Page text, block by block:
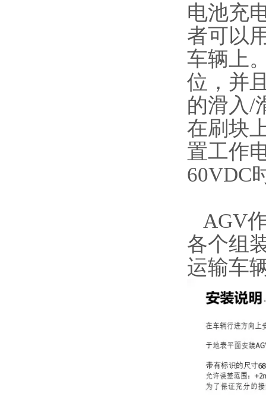
电池充
者可以
车辆上
位，并
的滑入/
在刷块
置工作
60VDC
AGV
各个组
运输车